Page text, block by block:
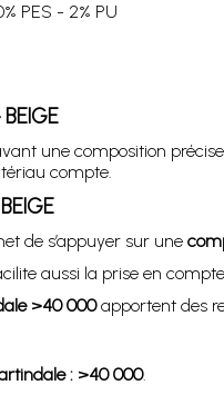
PES - 2% PU
BEIGE
une composition
compte.
de s’appuyer sur une
aussi la prise en
>40 000apportent des
: >40 000.